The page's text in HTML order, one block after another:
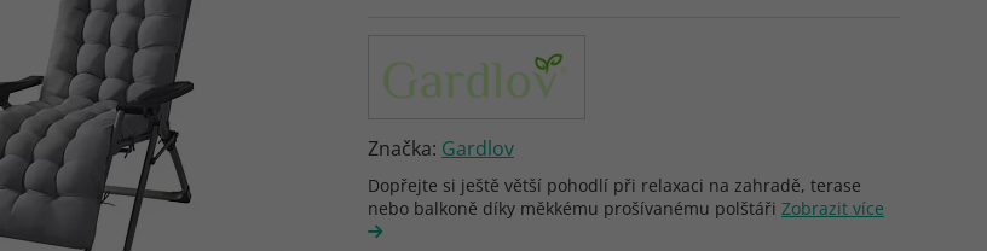
Značka: Gardlov
Dopřejte si ještě větší pohodlí při relaxaci na zahradě, terase
nebo balkoně díky měkkému prošívanému polštáři Zobrazit více